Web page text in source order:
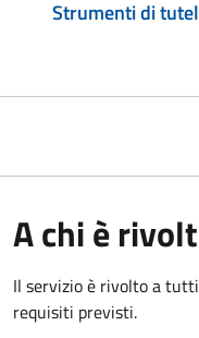
Strumenti di
A chi è
Il servizio è rivolto a
requisiti previsti.